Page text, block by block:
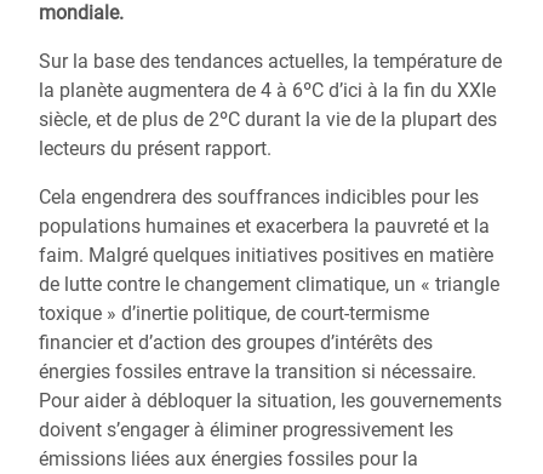
mondiale.
Sur la base des tendances actuelles, la température de
la planète augmentera de 4 à 6ºC d’ici à la fin du XXIe
siècle, et de plus de 2ºC durant la vie de la plupart des
lecteurs du présent rapport.
Cela engendrera des souffrances indicibles pour les
populations humaines et exacerbera la pauvreté et la
faim. Malgré quelques initiatives positives en matière
de lutte contre le changement climatique, un « triangle
toxique » d’inertie politique, de court-termisme
financier et d’action des groupes d’intérêts des
énergies fossiles entrave la transition si nécessaire.
Pour aider à débloquer la situation, les gouvernements
doivent s’engager à éliminer progressivement les
émissions liées aux énergies fossiles pour la